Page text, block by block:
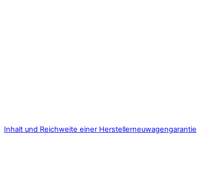
Inhalt und Reichweite einer Herstellerneuwagengarantie